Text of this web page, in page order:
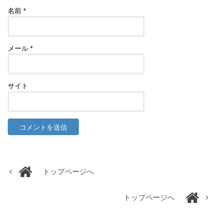
名前*
メール*
サイト
トップページへ
トップページへ